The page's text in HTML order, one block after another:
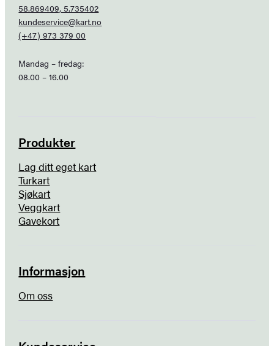
58.869409, 5.735402
kundeservice@kart.no
(+47) 973 379 00
Mandag – fredag:
08.00 – 16.00
Produkter
Lag ditt eget kart
Turkart
Sjøkart
Veggkart
Gavekort
Informasjon
Om oss